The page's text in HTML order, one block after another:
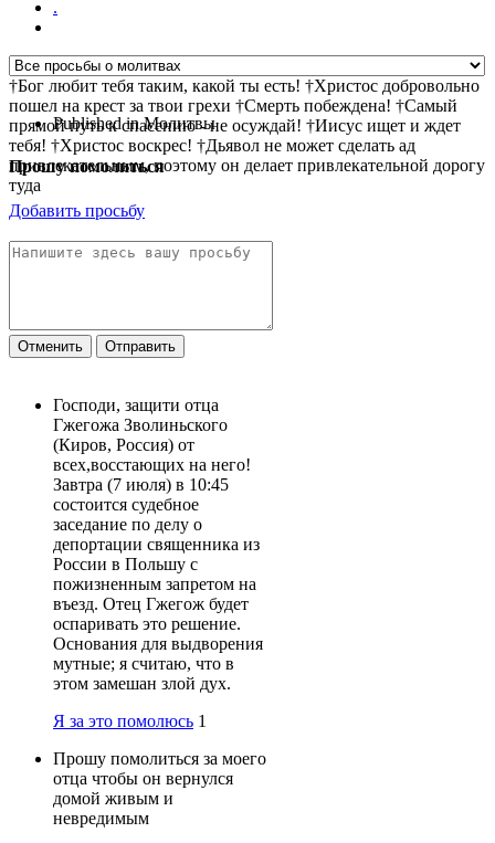
.
†Бог любит тебя таким, какой ты есть! †Христос добровольно
пошел на крест за твои грехи †Смерть побеждена! †Самый
прямой путь к спасению - не осуждай! †Иисус ищет и ждет
тебя! †Христос воскрес! †Дьявол не может сделать ад
привлекательным, поэтому он делает привлекательной дорогу
туда
Published inМолитвы
Прошу помолиться
Добавить просьбу
Отменить Отправить
Господи, защити отца
Гжегожа Зволиньского
(Киров, Россия) от
всех,восстающих на него!
Завтра (7 июля) в 10:45
состоится судебное
заседание по делу о
депортации священника из
России в Польшу с
пожизненным запретом на
въезд. Отец Гжегож будет
оспаривать это решение.
Основания для выдворения
мутные; я считаю, что в
этом замешан злой дух.
Я за это помолюсь 1
Прошу помолиться за моего
отца чтобы он вернулся
домой живым и
невредимым